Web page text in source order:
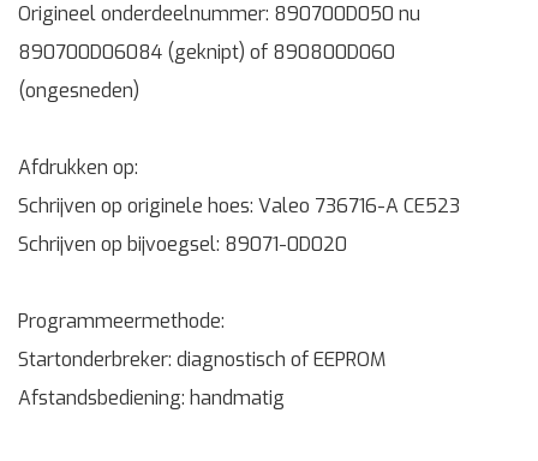
Origineel onderdeelnummer: 890700D050 nu
890700D06084 (geknipt) of 890800D060
(ongesneden)
Afdrukken op:
Schrijven op originele hoes: Valeo 736716-A CE523
Schrijven op bijvoegsel: 89071-0D020
Programmeermethode:
Startonderbreker: diagnostisch of EEPROM
Afstandsbediening: handmatig